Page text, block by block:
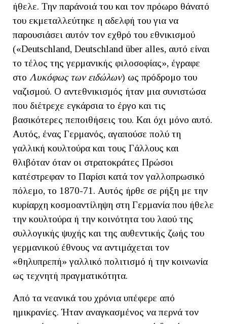
ήθελε. Την παράνοιά του και τον πρόωρο θάνατό
του εκμεταλλεύτηκε η αδελφή του για να
παρουσιάσει αυτόν τον εχθρό του εθνικισμού
(«Deutschland, Deutschland über alles, αυτό είναι
το τέλος της γερμανικής φιλοσοφίας», έγραφε
στο Λυκόφως των ειδώλων) ως πρόδρομο του
ναζισμού. Ο αντεθνικισμός ήταν μια συνιστώσα
που διέτρεχε εγκάρσια το έργο και τις
βασικότερες πεποιθήσεις του. Και όχι μόνο αυτό.
Αυτός, ένας Γερμανός, αγαπούσε πολύ τη
γαλλική κουλτούρα και τους Γάλλους και
θλιβόταν όταν οι στρατοκράτες Πρώσοι
κατέστρεφαν το Παρίσι κατά τον γαλλοπρωσικό
πόλεμο, το 1870-71. Αυτός ήρθε σε ρήξη με την
κυρίαρχη κοσμοαντίληψη στη Γερμανία που ήθελε
την κουλτούρα ή την κοινότητα του λαού της
συλλογικής ψυχής και της αυθεντικής ζωής του
γερμανικού έθνους να αντιμάχεται τον
«θηλυπρεπή» γαλλικό πολιτισμό ή την κοινωνία
ως τεχνητή πραγματικότητα.
Από τα νεανικά του χρόνια υπέφερε από
ημικρανίες. Ήταν αναγκασμένος να περνά τον